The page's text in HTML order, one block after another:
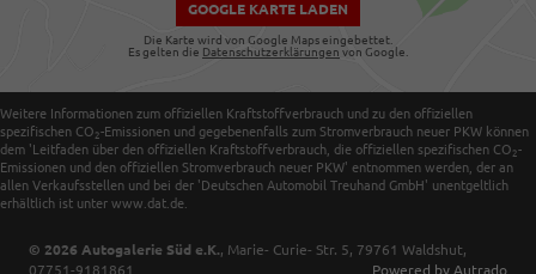
GOOGLE KARTE LADEN
Die Karte wird von Google Maps eingebettet.
Es gelten die Datenschutzerklärungen von Google.
Weitere Informationen zum offiziellen Kraftstoffverbrauch und zu den offiziellen
spezifischen CO 2-Emissionen und gegebenenfalls zum Stromverbrauch neuer PKW können
dem 'Leitfaden über den offiziellen Kraftstoffverbrauch, die offiziellen spezifischen CO 2-
Emissionen und den offiziellen Stromverbrauch neuer PKW' entnommen werden, der an
allen Verkaufsstellen und bei der 'Deutschen Automobil Treuhand GmbH' unentgeltlich
erhältlich ist unter www.dat.de.
© 2026 Autogalerie Süd e.K., Marie- Curie- Str. 5, 79761 Waldshut,
07751-9181861
Powered by Autrado